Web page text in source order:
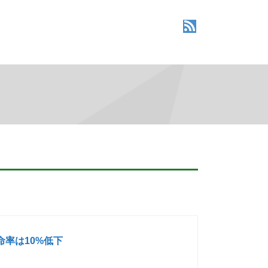
率は10%低下